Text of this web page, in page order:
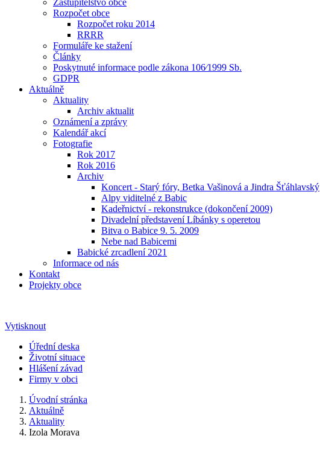
Zastupitelstvo obce
Rozpočet obce
Rozpočet roku 2014
RRRR
Formuláře ke stažení
Články
Poskytnuté informace podle zákona 106⁄1999 Sb.
GDPR
Aktuálně
Aktuality
Archiv aktualit
Oznámení a zprávy
Kalendář akcí
Fotografie
Rok 2017
Rok 2016
Archiv
Koncert - Starý fóry, Betka Vašinová a Jindra Šťáhlavský
Alpy viditelné z Babic
Kadeřnictví - rekonstrukce (dokončení 2009)
Divadelní představení Líbánky s operetou
Bitva o Babice 9. 5. 2009
Nebe nad Babicemi
Babické zrcadlení 2021
Informace od nás
Kontakt
Projekty obce
Vytisknout
Úřední deska
Životní situace
Hlášení závad
Firmy v obci
Úvodní stránka
Aktuálně
Aktuality
Izola Morava